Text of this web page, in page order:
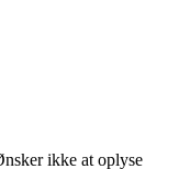
ikke at oplyse